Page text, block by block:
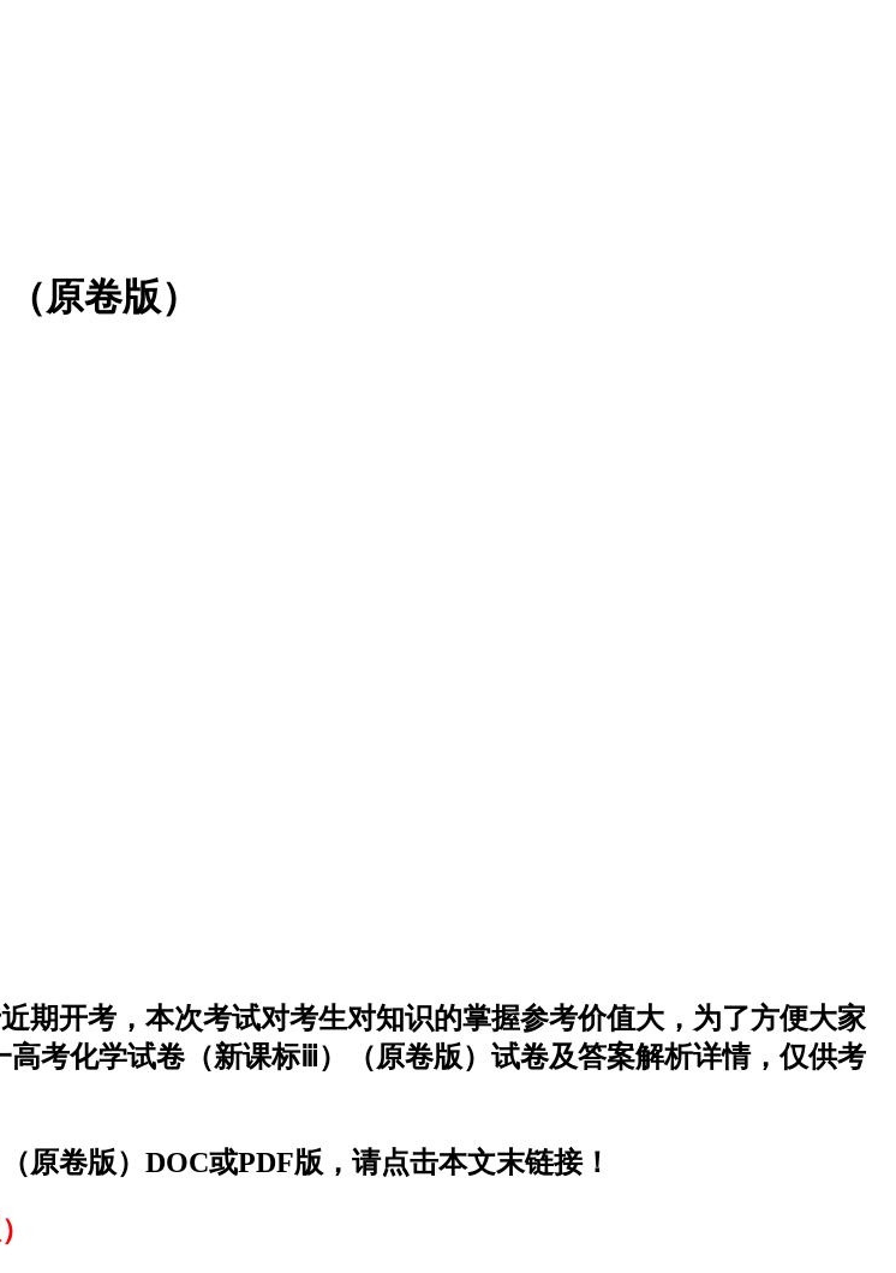
原卷版）
期开考，本次考试对考生对知识的掌握参考价值大，为了方便大家
考化学试卷（新课标ⅲ）（原卷版）试卷及答案解析详情，仅供考
原卷版）DOC或PDF版，请点击本文末链接！